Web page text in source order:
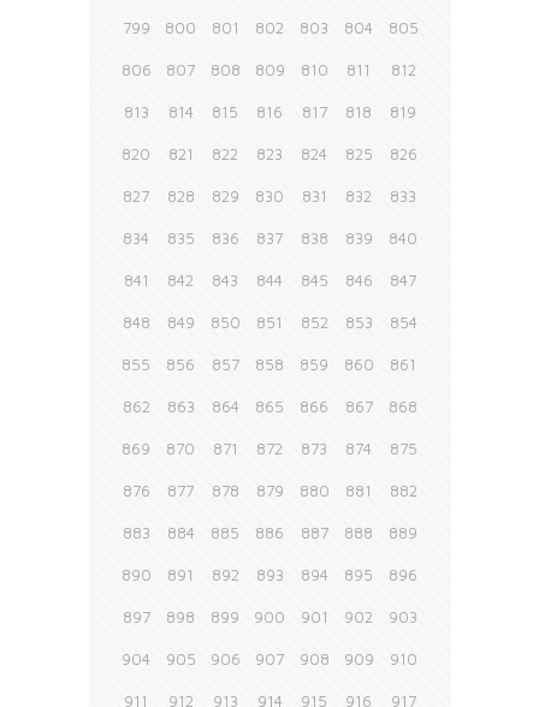
799 800 801 802 803 804 805
806 807 808 809 810 811 812
813 814 815 816 817 818 819
820 821 822 823 824 825 826
827 828 829 830 831 832 833
834 835 836 837 838 839 840
841 842 843 844 845 846 847
848 849 850 851 852 853 854
855 856 857 858 859 860 861
862 863 864 865 866 867 868
869 870 871 872 873 874 875
876 877 878 879 880 881 882
883 884 885 886 887 888 889
890 891 892 893 894 895 896
897 898 899 900 901 902 903
904 905 906 907 908 909 910
911 912 913 914 915 916 917